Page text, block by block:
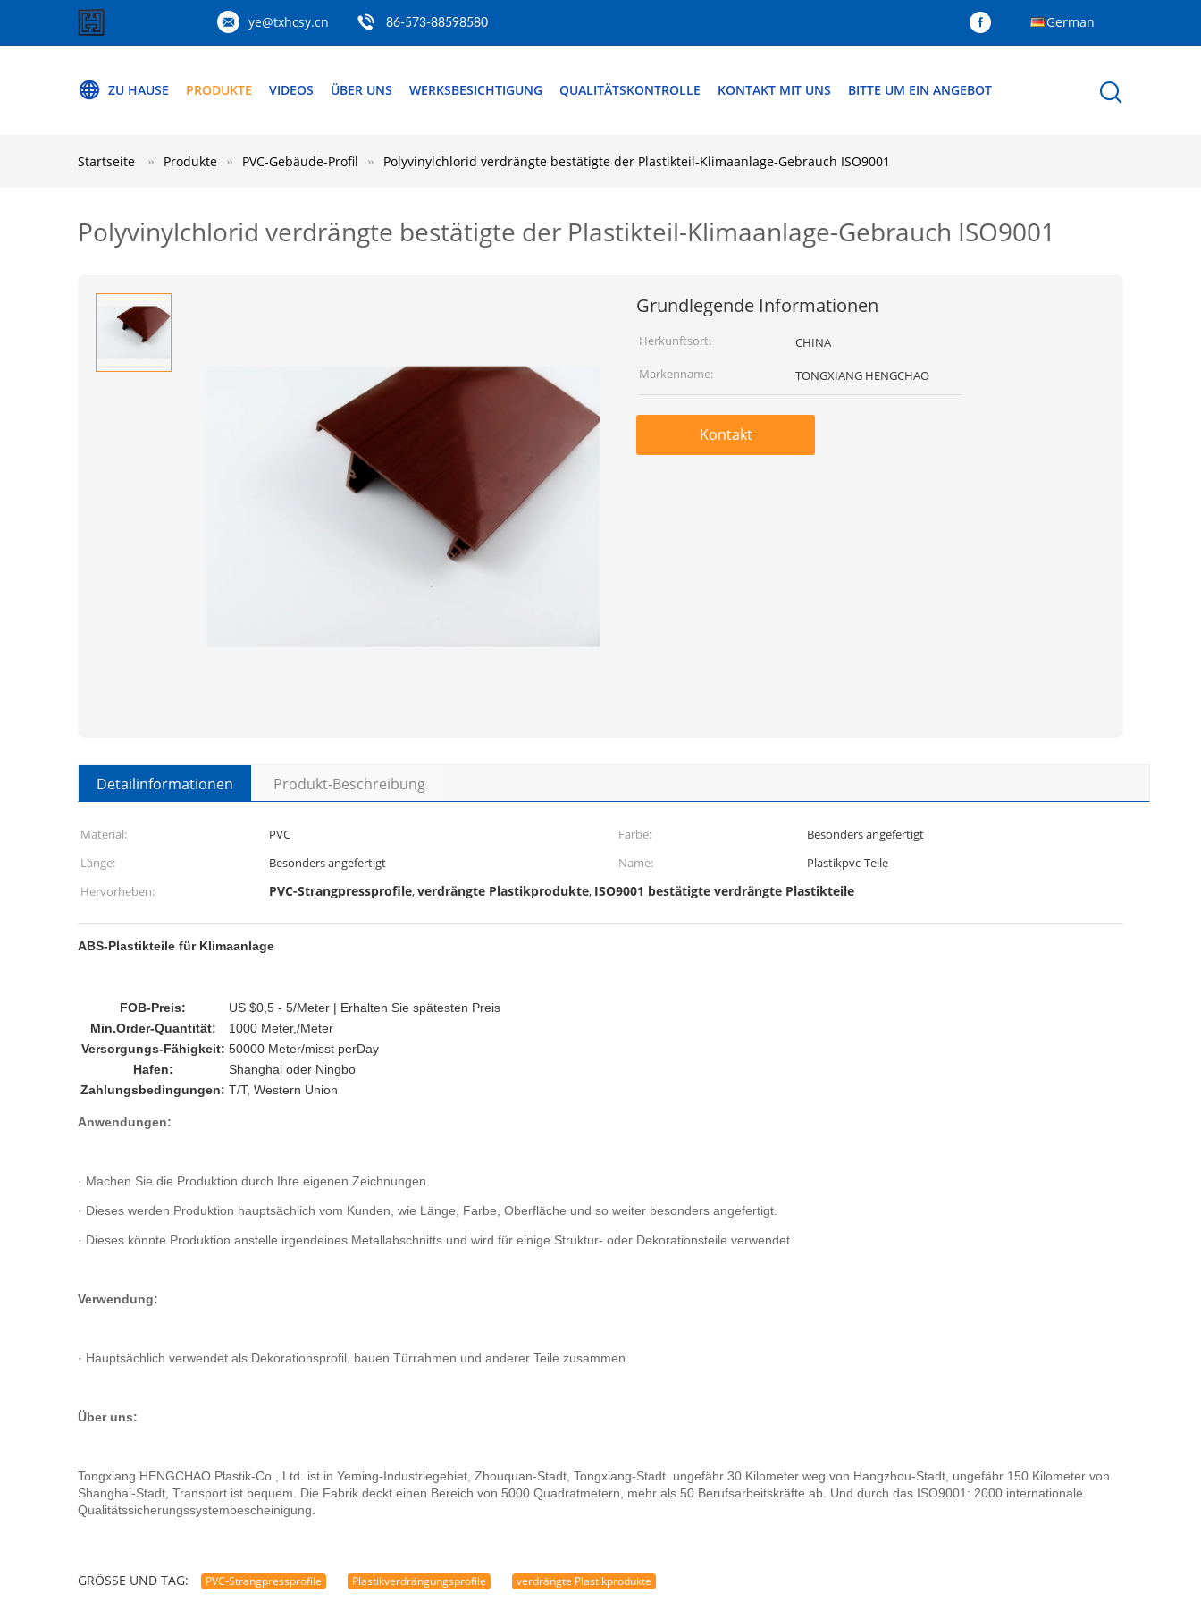
ye@txhcsy.cn 86-573-88598580 German
ZU HAUSE PRODUKTE VIDEOS ÜBER UNS WERKSBESICHTIGUNG QUALITÄTSKONTROLLE KONTAKT MIT UNS BITTE UM EIN ANGEBOT
Startseite Produkte PVC-Gebäude-Profil Polyvinylchlorid verdrängte bestätigte der Plastikteil-Klimaanlage-Gebrauch ISO9001
Polyvinylchlorid verdrängte bestätigte der Plastikteil-Klimaanlage-Gebrauch ISO9001
Grundlegende Informationen
Herkunftsort:
CHINA
Markenname:
TONGXIANG HENGCHAO
Kontakt
Detailinformationen Produkt-Beschreibung
Material: PVC Farbe:
Besonders angefertigt
Länge:
Besonders angefertigt Name:
Plastikpvc-Teile
Hervorheben:
PVC-Strangpressprofile,verdrängte Plastikprodukte, ISO9001 bestätigte verdrängte Plastikteile
ABS-Plastikteile für Klimaanlage
FOB-Preis:
US $0,5 - 5/Meter | Erhalten Sie spätesten Preis
Min.Order-Quantität:
1000 Meter,/Meter
Versorgungs-Fähigkeit: 50000 Meter/misst perDay
Hafen:
Shanghai oder Ningbo
Zahlungsbedingungen: T/T, Western Union
Anwendungen:
· Machen Sie die Produktion durch Ihre eigenen Zeichnungen.
· Dieses werden Produktion hauptsächlich vom Kunden, wie Länge, Farbe, Oberfläche und so weiter besonders angefertigt.
· Dieses könnte Produktion anstelle irgendeines Metallabschnitts und wird für einige Struktur- oder Dekorationsteile verwendet.
Verwendung:
· Hauptsächlich verwendet als Dekorationsprofil, bauen Türrahmen und anderer Teile zusammen.
Über uns:
Tongxiang HENGCHAO Plastik-Co., Ltd. ist in Yeming-Industriegebiet, Zhouquan-Stadt, Tongxiang-Stadt. ungefähr 30 Kilometer weg von Hangzhou-Stadt, ungefähr 150 Kilometer von
Shanghai-Stadt, Transport ist bequem. Die Fabrik deckt einen Bereich von 5000 Quadratmetern, mehr als 50 Berufsarbeitskräfte ab. Und durch das ISO9001: 2000 internationale
Qualitätssicherungssystembescheinigung.
GRÖSSE UND TAG: PVC-Strangpressprofile Plastikverdrängungsprofile verdrängte Plastikprodukte